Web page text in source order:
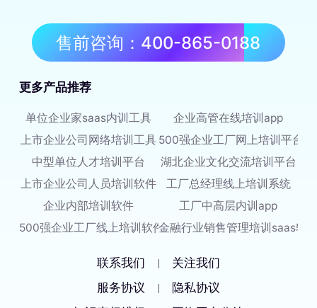
售前咨询：400-865-0188
更多产品推荐
单位企业家saas内训工具
企业高管在线培训app
上市企业公司网络培训工具 500强企业工厂网上培训平台
中型单位人才培训平台
湖北企业文化交流培训平台
上市企业公司人员培训软件
工厂总经理线上培训系统
企业内部培训软件
工厂中高层内训app
500强企业工厂线上培训软件金融行业销售管理培训saas软
联系我们 |
关注我们
服务协议
|
隐私协议